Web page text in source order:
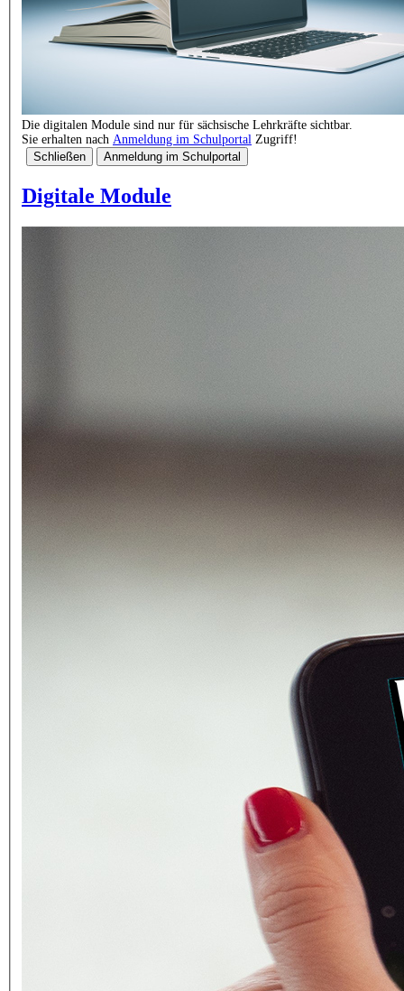
Die digitalen Module sind nur für sächsische Lehrkräfte sichtbar.
Sie erhalten nach Anmeldung im Schulportal Zugriff!
Schließen
Anmeldung im Schulportal
Digitale Module